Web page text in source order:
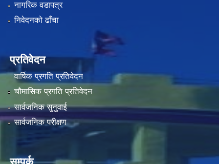
नागरिक वडापत्र
निवेदनको ढाँचा
प्रतिवेदन
वार्षिक प्रगति प्रतिवेदन
चौमासिक प्रगति प्रतिवेदन
सार्वजनिक सुनुवाई
सार्वजनिक परीक्षण